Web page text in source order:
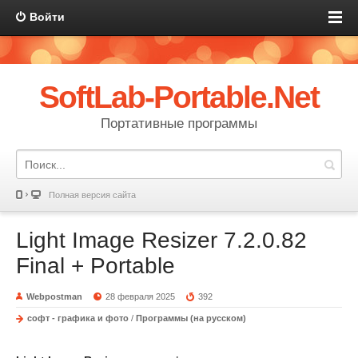
Войти
SoftLab-Portable.Net
Портативные программы
Полная версия сайта
Light Image Resizer 7.2.0.82
Final + Portable
Webpostman 28 февраля 2025 392
софт - графика и фото / Программы (на русском)